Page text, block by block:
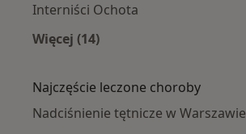
Interniści Ochota
Więcej (14)
Najczęście leczone choroby
Nadciśnienie tętnicze w Warszawie